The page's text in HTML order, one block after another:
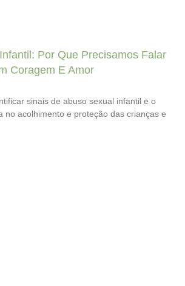
Por Que Precisamos Falar
Coragem E Amor
sinais de abuso sexual infantil e o
no acolhimento e proteção das crianças e